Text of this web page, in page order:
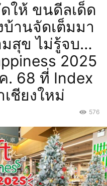
ให้ ขนดีลเด็ด
บ้านจัดเต็มมา
สุข ไม่รู้จบ…
2025
. 68 ที่ Index
ชียงใหม่
576